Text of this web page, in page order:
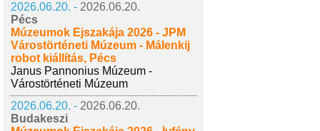
2026.06.20. - 2026.06.20.
Pécs
Múzeumok Éjszakája 2026 - JPM
Várostörténeti Múzeum - Málenkij
robot kiállítás, Pécs
Janus Pannonius Múzeum -
Várostörténeti Múzeum
2026.06.20. - 2026.06.20.
Budakeszi